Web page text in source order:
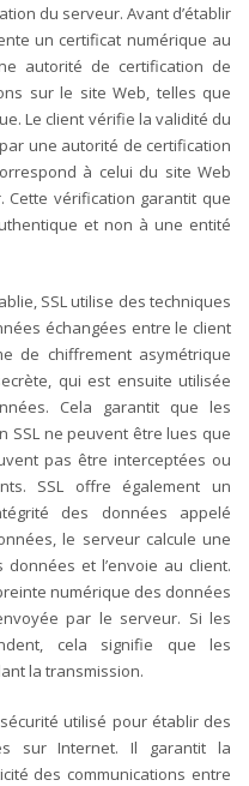
du serveur. Avant d’établir
un certificat numérique au
autorité de certification de
sur le site Web, telles que
Le client vérifie la validité du
une autorité de certification
à celui du site Web
Cette vérification garantit que
et non à une entité
SSL utilise des techniques
échangées entre le client
de chiffrement asymétrique
qui est ensuite utilisée
Cela garantit que les
SSL ne peuvent être lues que
pas être interceptées ou
SSL offre également un
des données appelé
le serveur calcule une
et l’envoie au client.
numérique des données
par le serveur. Si les
cela signifie que les
la transmission.
utilisé pour établir des
sur Internet. Il garantit la
des communications entre